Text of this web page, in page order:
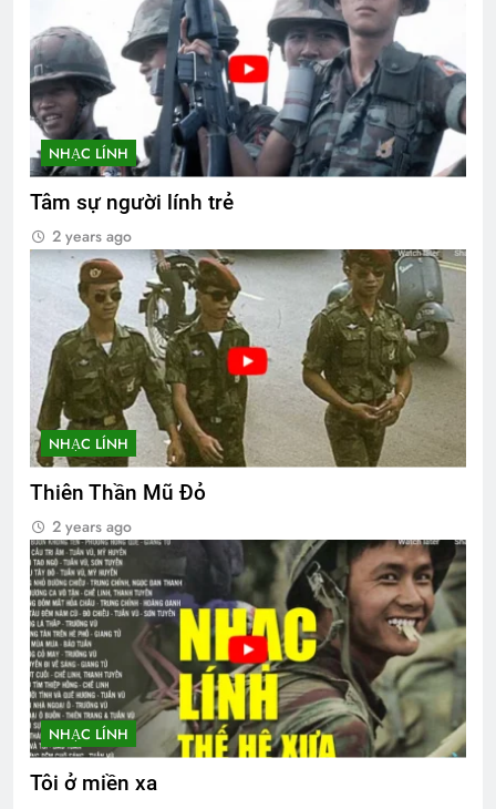
NHẠC LÍNH
Tâm sự người lính trẻ
2 years ago
NHẠC LÍNH
Thiên Thần Mũ Đỏ
2 years ago
NHẠC LÍNH
Tôi ở miền xa